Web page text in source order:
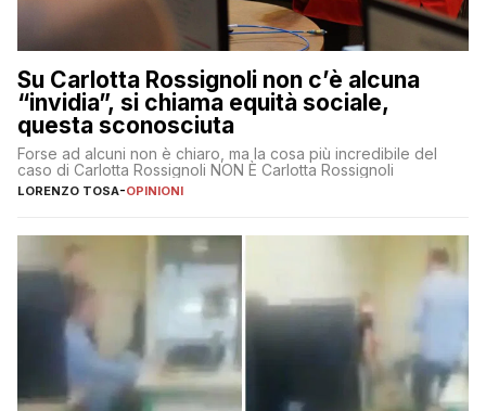
Su Carlotta Rossignoli non c’è alcuna
“invidia”, si chiama equità sociale,
questa sconosciuta
Forse ad alcuni non è chiaro, ma la cosa più incredibile del
caso di Carlotta Rossignoli NON È Carlotta Rossignoli
LORENZO TOSA-OPINIONI